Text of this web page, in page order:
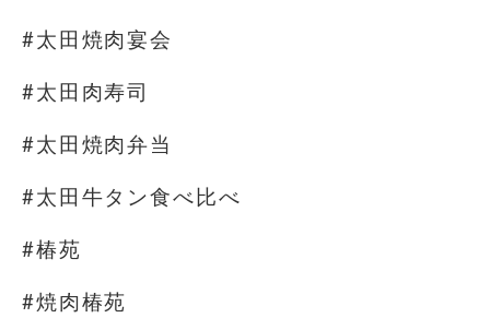
#太田焼肉宴会
#太田肉寿司
#太田焼肉弁当
#太田牛タン食べ比べ
#椿苑
#焼肉椿苑